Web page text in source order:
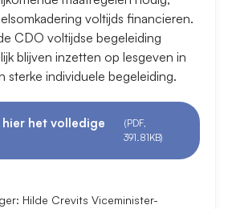
voltijds financieren.
CDO voltijdse begeleiding
blijven inzetten op lesgeven in
sterke individuele begeleiding.
het volledige
(PDF,
391.81KB)
Hilde Crevits Viceminister-